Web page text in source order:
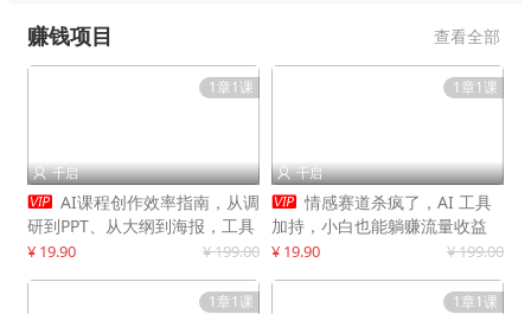
赚钱项目 查看全部
1章1课
 千启
 AI课程创作效率指南，从调
研到PPT、从大纲到海报，工具
赋能，打造可持续变现产品线
¥ 19.90 ¥ 199.00
1章1课
 千启
 情感赛道杀疯了，AI 工具
加持，小白也能躺赚流量收益
¥ 19.90 ¥ 199.00
1章1课 1章1课